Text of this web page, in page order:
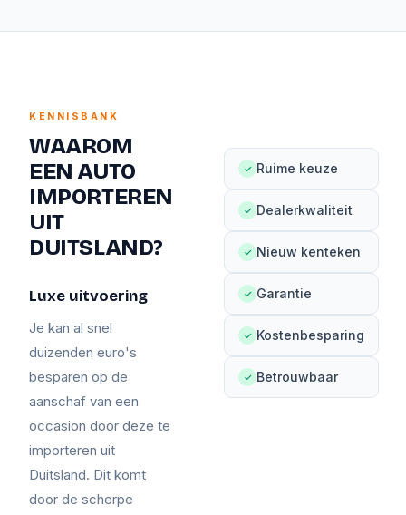
KENNISBANK
WAAROM
EEN AUTO
IMPORTEREN
UIT
DUITSLAND?
Luxe uitvoering
Je kan al snel
duizenden euro's
besparen op de
aanschaf van een
occasion door deze te
importeren uit
Duitsland. Dit komt
door de scherpe
✓ Ruime keuze
✓ Dealerkwaliteit
✓ Nieuw kenteken
✓ Garantie
✓ Kostenbesparing
✓ Betrouwbaar